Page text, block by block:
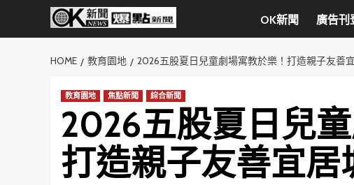
OK新聞 廣告刊
HOME 教育園地 2026五股夏日兒童劇場寓教於樂！打造親子友善
教育園地 焦點新聞 綜合新聞
2026五股夏日兒
打造親子友善宜居